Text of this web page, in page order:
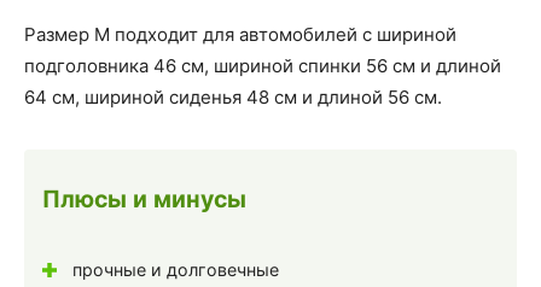
Размер М подходит для автомобилей с шириной
подголовника 46 см, шириной спинки 56 см и длиной
64 см, шириной сиденья 48 см и длиной 56 см.
Плюсы и минусы
прочные и долговечные